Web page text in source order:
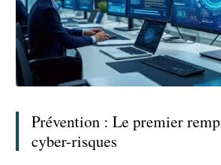
Prévention : Le premier
cyber-risques